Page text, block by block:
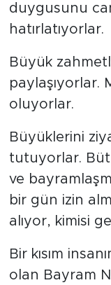
duygusunu
hatırlatıyorlar.
Büyük
paylaşıyorlar.
oluyorlar.
Büyüklerini
tutuyorlar.
ve
bir gün izin
alıyor, kimisi
Bir kısım
olan Bayram